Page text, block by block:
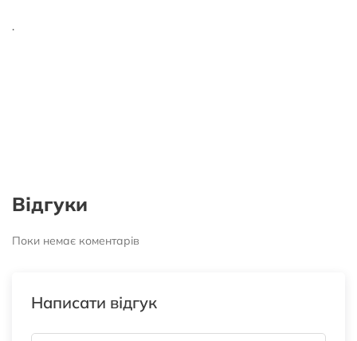
.
Відгуки
Поки немає коментарів
Написати відгук